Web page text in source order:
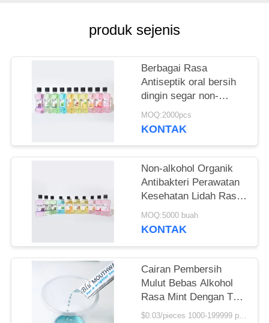
produk sejenis
Berbagai Rasa
Antiseptik oral bersih
dingin segar non-
alkohol Air Mulut Untuk
kebersihan mulut
MOQ:2000pcs
KONTAK
Non-alkohol Organik
Antibakteri Perawatan
Kesehatan Lidah Rasa
Buah 250ml Air Mulut
Untuk Kesehatan Gusi
MOQ:5000 buah
KONTAK
Cairan Pembersih
Mulut Bebas Alkohol
Rasa Mint Dengan Tas
Sachet 10ml
$0.03/pieces 1000-199999 pieces MOQ:1000 Potongan